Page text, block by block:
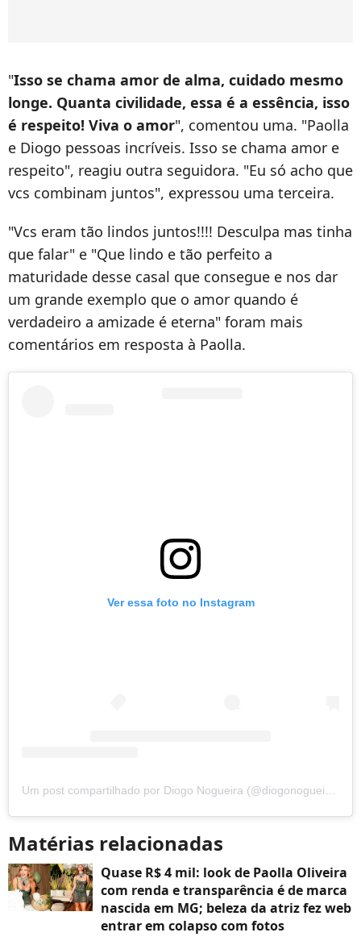
"Isso se chama amor de alma, cuidado mesmo
longe. Quanta civilidade, essa é a essência, isso
é respeito! Viva o amor", comentou uma. "Paolla
e Diogo pessoas incríveis. Isso se chama amor e
respeito", reagiu outra seguidora. "Eu só acho que
vcs combinam juntos", expressou uma terceira.
"Vcs eram tão lindos juntos!!!! Desculpa mas tinha
que falar" e "Que lindo e tão perfeito a
maturidade desse casal que consegue e nos dar
um grande exemplo que o amor quando é
verdadeiro a amizade é eterna" foram mais
comentários em resposta à Paolla.
Ver essa foto no Instagram
Matérias relacionadas
Quase R$ 4 mil: look de Paolla Oliveira
com renda e transparência é de marca
nascida em MG; beleza da atriz fez web
entrar em colapso com fotos